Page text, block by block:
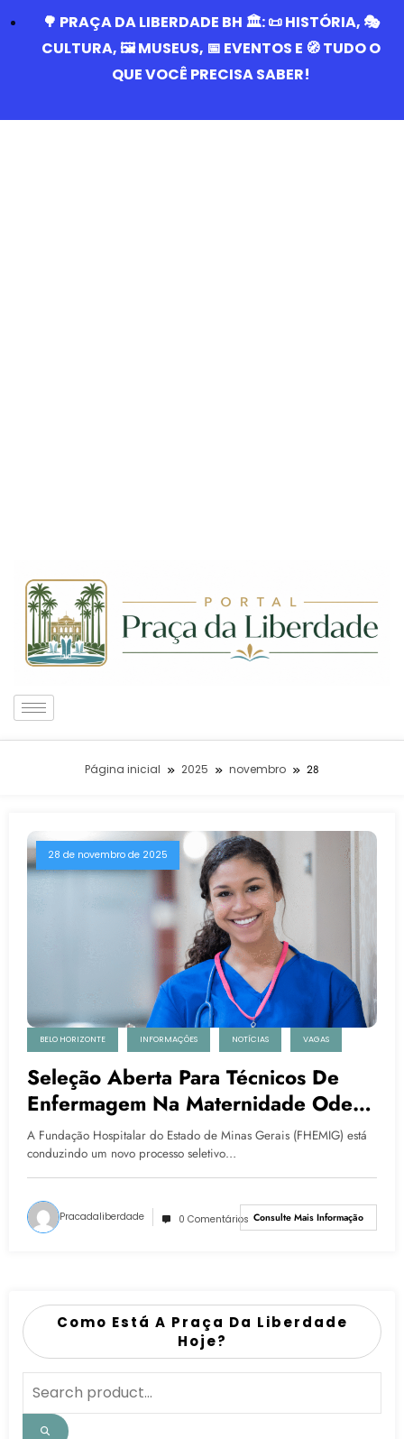
🌳 PRAÇA DA LIBERDADE BH 🏛️: 📜 HISTÓRIA, 🎭
CULTURA, 🖼️ MUSEUS, 📅 EVENTOS E 🧭 TUDO O
QUE VOCÊ PRECISA SABER!
Página inicial 2025 novembro 28
28 de novembro de 2025
BELO HORIZONTE INFORMAÇÕES NOTÍCIAS VAGAS
Seleção Aberta Para Técnicos De
Enfermagem Na Maternidade Odete
Valadares Em Belo Horizonte
A Fundação Hospitalar do Estado de Minas Gerais (FHEMIG) está
conduzindo um novo processo seletivo…
Pracadaliberdade 0 Comentários Consulte Mais Informação
Como Está A Praça Da Liberdade
Hoje?